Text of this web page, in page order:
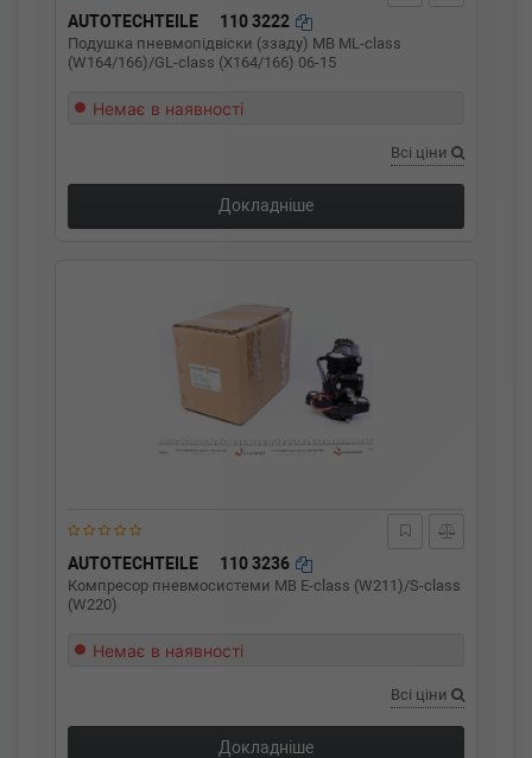
AUTOTECHTEILE 110 3222
Подушка пневмопідвіски (ззаду) MB ML-class
(W164/166)/GL-class (X164/166) 06-15
Немає в наявності
Всі ціни
Докладніше
AUTOTECHTEILE 110 3236
Компресор пневмосистеми MB E-class (W211)/S-class
(W220)
Немає в наявності
Всі ціни
Докладніше